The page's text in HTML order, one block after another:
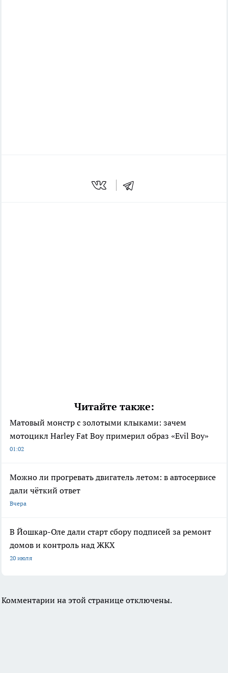
Читайте также:
Матовый монстр с золотыми клыками: зачем
мотоцикл Harley Fat Boy примерил образ «Evil Boy»
01:02
Можно ли прогревать двигатель летом: в автосервисе
дали чёткий ответ
Вчера
В Йошкар-Оле дали старт сбору подписей за ремонт
домов и контроль над ЖКХ
20 июля
Комментарии на этой странице отключены.